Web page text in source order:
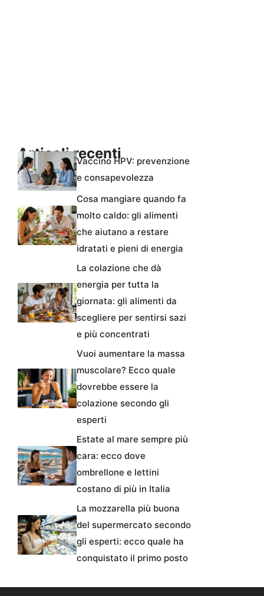
Articoli recentiVaccino HPV: prevenzione
e consapevolezza
Cosa mangiare quando fa
molto caldo: gli alimenti
che aiutano a restare
idratati e pieni di energia
La colazione che dà
energia per tutta la
giornata: gli alimenti da
scegliere per sentirsi sazi
e più concentrati
Vuoi aumentare la massa
muscolare? Ecco quale
dovrebbe essere la
colazione secondo gli
esperti
Estate al mare sempre più
cara: ecco dove
ombrellone e lettini
costano di più in Italia
La mozzarella più buona
del supermercato secondo
gli esperti: ecco quale ha
conquistato il primo posto